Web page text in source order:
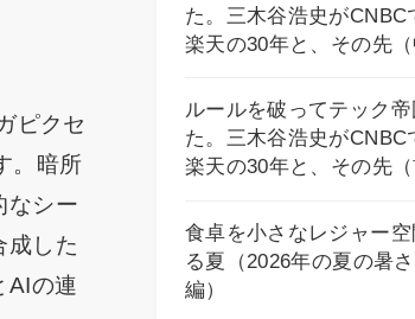
ピクセ
。暗所
なシー
成した
AIの連
た。三木谷浩史がCNBC
楽天の30年と、その先（
ルールを破ってテック
た。三木谷浩史がCNBC
楽天の30年と、その先（
食卓を小さなレジャー空
る夏（2026年の夏の暑
編）